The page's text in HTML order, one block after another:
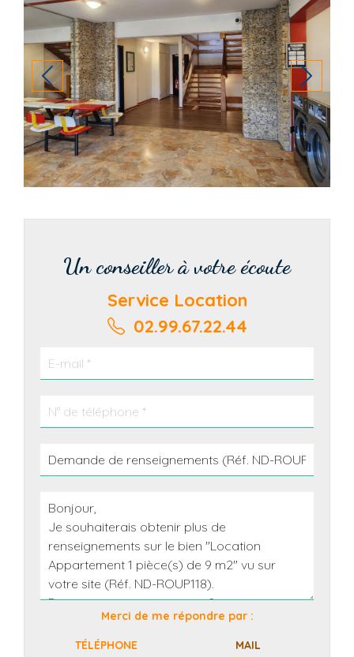
PREVIOUS NEXT
Un conseiller à votre écoute
Service Location
02.99.67.22.44
Merci de me répondre par :
TÉLÉPHONE MAIL